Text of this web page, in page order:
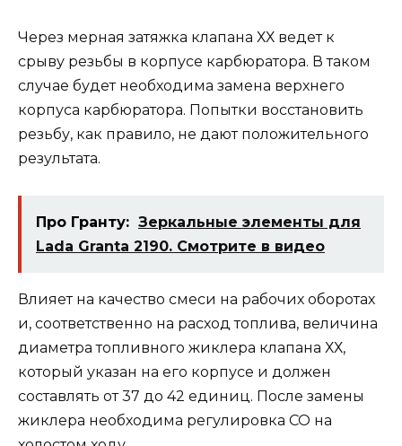
Через мерная затяжка клапана ХХ ведет к
срыву резьбы в корпусе карбюратора. В таком
случае будет необходима замена верхнего
корпуса карбюратора. Попытки восстановить
резьбу, как правило, не дают положительного
результата.
Про Гранту: Зеркальные элементы для
Lada Granta 2190. Смотрите в видео
Влияет на качество смеси на рабочих оборотах
и, соответственно на расход топлива, величина
диаметра топливного жиклера клапана ХХ,
который указан на его корпусе и должен
составлять от 37 до 42 единиц. После замены
жиклера необходима регулировка CO на